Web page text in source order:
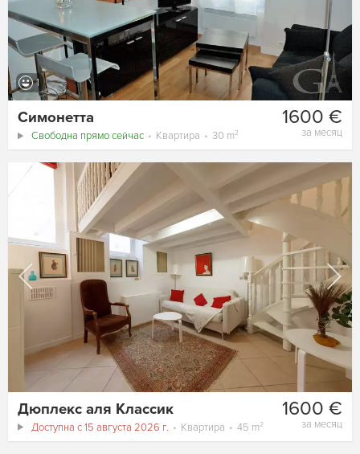
1
1600 €
за месяц
Симонетта
Свободна прямо сейчас Квартира 30 m²
1600 €
за месяц
Дюплекс аля Классик
Доступна с 15 августа 2026 г. Квартира 45 m²